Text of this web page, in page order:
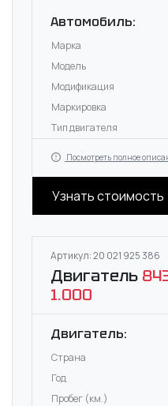
Автомобиль:
Марка
Модель
Модификация
Маркировка
Тип двигателя
Посмотреть полное
Узнать стоимость
Артикул: 20 021 925 386
Двигатель
1.000
Двигатель:
Страна
Год
Пробег (км.)